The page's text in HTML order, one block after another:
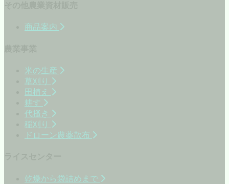
商品案内
米の生産
草刈り
田植え
耕す
代掻き
稲刈り
ドローン農薬散布
乾燥から袋詰めまで